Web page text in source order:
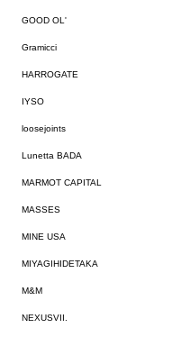
GOOD OL'
Gramicci
HARROGATE
IYSO
loosejoints
Lunetta BADA
MARMOT CAPITAL
MASSES
MINE USA
MIYAGIHIDETAKA
M&M
NEXUSVII.